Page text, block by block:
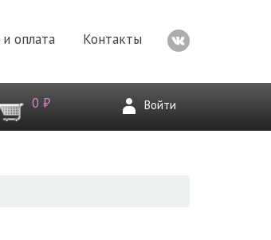
оплата Контакты
0 ₽ Войти